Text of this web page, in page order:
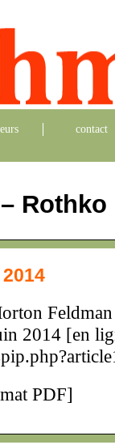
contact
Rothko
2014 [en
PDF]